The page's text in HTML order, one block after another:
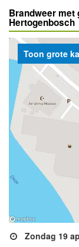
Brandweer met
Hertogenbosch
Zondag 19
Toon grote